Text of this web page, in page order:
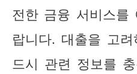
전한 금융 서비스를
랍니다. 대출을 고
드시 관련 정보를